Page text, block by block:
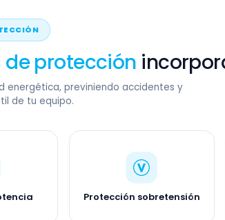
de protección
energética, previniendo accidentes y
de tu equipo.
Protección sobretensión